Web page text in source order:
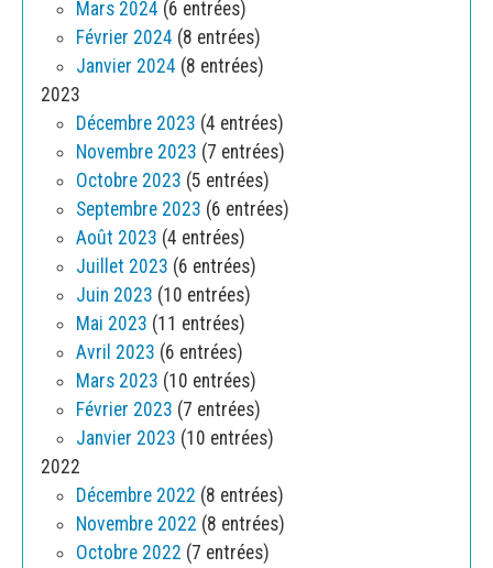
Mars 2024 (6 entrées)
Février 2024 (8 entrées)
Janvier 2024 (8 entrées)
2023
Décembre 2023 (4 entrées)
Novembre 2023 (7 entrées)
Octobre 2023 (5 entrées)
Septembre 2023 (6 entrées)
Août 2023 (4 entrées)
Juillet 2023 (6 entrées)
Juin 2023 (10 entrées)
Mai 2023 (11 entrées)
Avril 2023 (6 entrées)
Mars 2023 (10 entrées)
Février 2023 (7 entrées)
Janvier 2023 (10 entrées)
2022
Décembre 2022 (8 entrées)
Novembre 2022 (8 entrées)
Octobre 2022 (7 entrées)